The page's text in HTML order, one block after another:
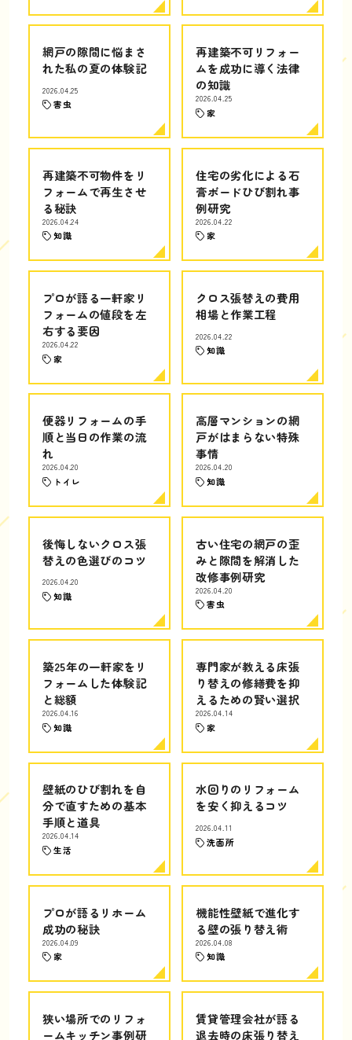
網戸の隙間に悩まさ
れた私の夏の体験記
2026.04.25
害虫
再建築不可リフォー
ムを成功に導く法律
の知識
2026.04.25
家
再建築不可物件をリ
フォームで再生させ
る秘訣
2026.04.24
知識
住宅の劣化による石
膏ボードひび割れ事
例研究
2026.04.22
家
プロが語る一軒家リ
フォームの値段を左
右する要因
2026.04.22
家
クロス張替えの費用
相場と作業工程
2026.04.22
知識
便器リフォームの手
順と当日の作業の流
れ
2026.04.20
トイレ
高層マンションの網
戸がはまらない特殊
事情
2026.04.20
知識
後悔しないクロス張
替えの色選びのコツ
2026.04.20
知識
古い住宅の網戸の歪
みと隙間を解消した
改修事例研究
2026.04.20
害虫
築25年の一軒家をリ
フォームした体験記
と総額
2026.04.16
知識
専門家が教える床張
り替えの修繕費を抑
えるための賢い選択
2026.04.14
家
壁紙のひび割れを自
分で直すための基本
手順と道具
2026.04.14
生活
水回りのリフォーム
を安く抑えるコツ
2026.04.11
洗面所
プロが語るリホーム
成功の秘訣
2026.04.09
家
機能性壁紙で進化す
る壁の張り替え術
2026.04.08
知識
狭い場所でのリフォ
ームキッチン事例研
賃貸管理会社が語る
退去時の床張り替え